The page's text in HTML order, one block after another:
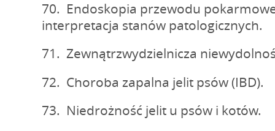
70. Endoskopia przewodu
interpretacja stanów patologicznych.
71. Zewnątrzwydzielnicza
72. Choroba zapalna jelit psów (IBD).
73. Niedrożność jelit u psów i kotów.